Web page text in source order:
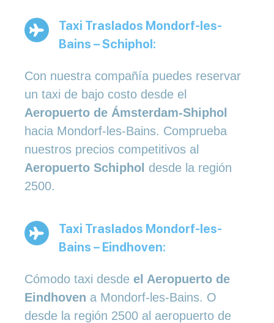
Taxi Traslados Mondorf-les-
Bains – Schiphol:
Con nuestra compañía puedes reservar
un taxi de bajo costo desde el
Aeropuerto de Ámsterdam-Shiphol
hacia Mondorf-les-Bains. Comprueba
nuestros precios competitivos al
Aeropuerto Schiphol desde la región
2500.
Taxi Traslados Mondorf-les-
Bains – Eindhoven:
Cómodo taxi desde el Aeropuerto de
Eindhoven a Mondorf-les-Bains. O
desde la región 2500 al aeropuerto de